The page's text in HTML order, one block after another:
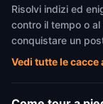
Risolvi indizi ed
contro il tempo o
conquistare un
Vedi tutte le